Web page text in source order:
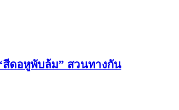
ดอหูพับล้ม” สวนทางกัน